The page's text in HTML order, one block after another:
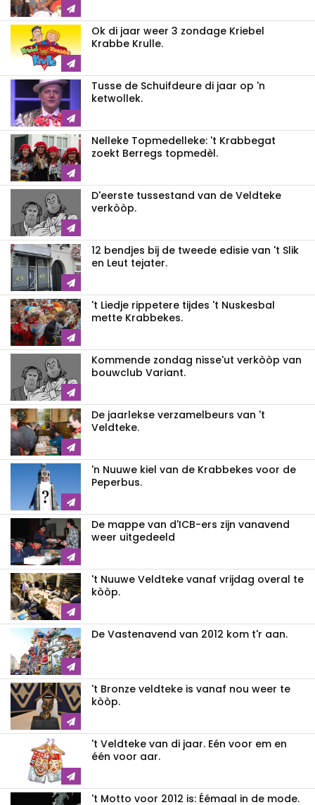
Ok di jaar weer 3 zondage Kriebel
Krabbe Krulle.
Tusse de Schuifdeure di jaar op 'n
ketwollek.
Nelleke Topmedelleke: 't Krabbegat
zoekt Berregs topmedèl.
D'eerste tussestand van de Veldteke
verkòòp.
12 bendjes bij de tweede edisie van 't Slik
en Leut tejater.
't Liedje rippetere tijdes 't Nuskesbal
mette Krabbekes.
Kommende zondag nisse'ut verkòòp van
bouwclub Variant.
De jaarlekse verzamelbeurs van 't
Veldteke.
'n Nuuwe kiel van de Krabbekes voor de
Peperbus.
De mappe van d'ICB-ers zijn vanavend
weer uitgedeeld
't Nuuwe Veldteke vanaf vrijdag overal te
kòòp.
De Vastenavend van 2012 kom t'r aan.
't Bronze veldteke is vanaf nou weer te
kòòp.
't Veldteke van di jaar. Eén voor em en
één voor aar.
't Motto voor 2012 is: Éémaal in de mode.